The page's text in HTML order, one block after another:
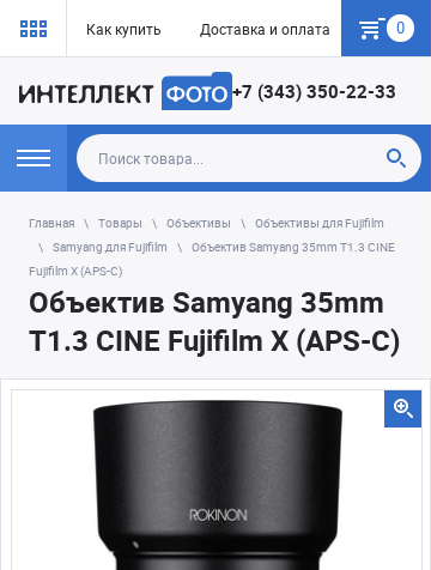
Как купить Доставка и оплата Гарантия
0
+7 (343) 350-22-33
Главная Товары Объективы
Объективы для Fujifilm
Samyang для Fujifilm
Объектив Samyang 35mm T1.3 CINE
Fujifilm X (APS-C)
Объектив Samyang 35mm
T1.3 CINE Fujifilm X (APS-C)